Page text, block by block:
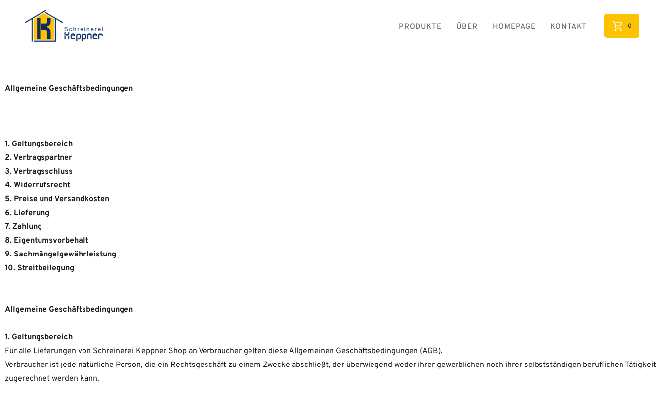
PRODUKTE ÜBER HOMEPAGE KONTAKT 0
Allgemeine Geschäftsbedingungen
1. Geltungsbereich
2. Vertragspartner
3. Vertragsschluss
4. Widerrufsrecht
5. Preise und Versandkosten
6. Lieferung
7. Zahlung
8. Eigentumsvorbehalt
9. Sachmängelgewährleistung
10. Streitbeilegung
Allgemeine Geschäftsbedingungen
1. Geltungsbereich
Für alle Lieferungen von Schreinerei Keppner Shop an Verbraucher gelten diese Allgemeinen Geschäftsbedingungen (AGB).
Verbraucher ist jede natürliche Person, die ein Rechtsgeschäft zu einem Zwecke abschließt, der überwiegend weder ihrer gewerblichen noch ihrer selbstständigen beruflichen Tätigkeit
zugerechnet werden kann.